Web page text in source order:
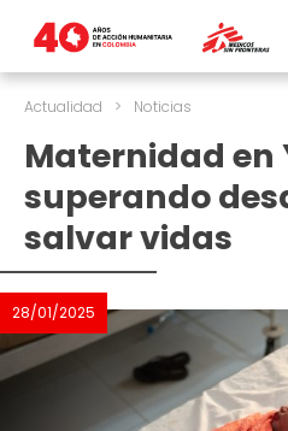
Actualidad > Noticias
Maternidad en
superando
salvar vidas
28/01/2025